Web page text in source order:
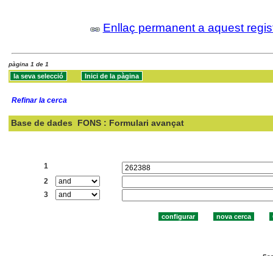
Enllaç permanent a aquest
pàgina 1 de 1
Refinar la cerca
Base de dades FONS : Formulari avançat
1
2
3